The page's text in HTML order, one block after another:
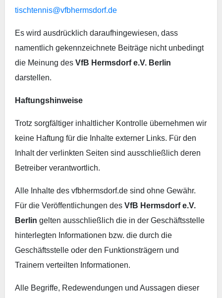
tischtennis@vfbhermsdorf.de
Es wird ausdrücklich daraufhingewiesen, dass
namentlich gekennzeichnete Beiträge nicht unbedingt
die Meinung des VfB Hermsdorf e.V. Berlin
darstellen.
Haftungshinweise
Trotz sorgfältiger inhaltlicher Kontrolle übernehmen wir
keine Haftung für die Inhalte externer Links. Für den
Inhalt der verlinkten Seiten sind ausschließlich deren
Betreiber verantwortlich.
Alle Inhalte des vfbhermsdorf.de sind ohne Gewähr.
Für die Veröffentlichungen des VfB Hermsdorf e.V.
Berlin gelten ausschließlich die in der Geschäftsstelle
hinterlegten Informationen bzw. die durch die
Geschäftsstelle oder den Funktionsträgern und
Trainern verteilten Informationen.
Alle Begriffe, Redewendungen und Aussagen dieser